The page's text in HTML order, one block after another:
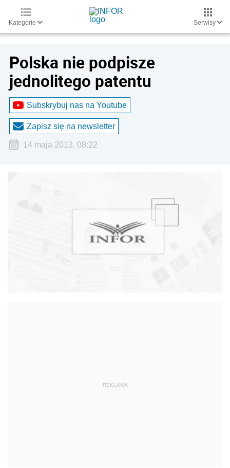
Kategorie Serwisy
Polska nie podpisze
jednolitego patentu
Subskrybuj nas na Youtube
Zapisz się na newsletter
14 maja 2013, 08:22